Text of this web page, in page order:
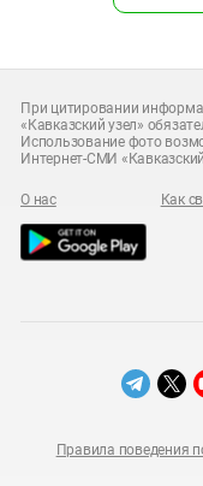
При цитировании
«Кавказский узел»
Использование фото
Интернет-СМИ
О нас Как
Правила поведения